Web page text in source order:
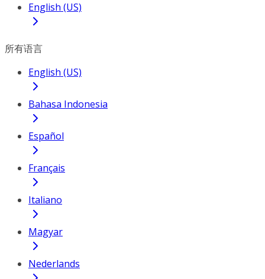
English (US)
所有语言
English (US)
Bahasa Indonesia
Español
Français
Italiano
Magyar
Nederlands